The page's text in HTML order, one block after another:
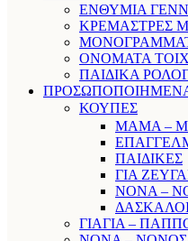
ΕΝΘΥΜΙΑ
ΚΡΕΜΑΣΤΡΕΣ
ΟΝΟΜΑΤΑ
ΠΑΙΔΙΚΑ
ΚΟΥΠΕΣ
ΜΑΜΑ –
ΠΑΙΔΙΚΕΣ
ΓΙΑ
ΝΟΝΑ –
ΓΙΑΓΙΑ –